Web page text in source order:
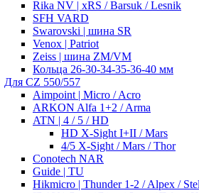
Rika NV | xRS / Barsuk / Lesnik
SFH VARD
Swarovski | шина SR
Venox | Patriot
Zeiss | шина ZM/VM
Кольца 26-30-34-35-36-40 мм
Для CZ 550/557
Aimpoint | Micro / Acro
ARKON Alfa 1+2 / Arma
ATN | 4 / 5 / HD
HD X-Sight I+II / Mars
4/5 X-Sight / Mars / Thor
Conotech NAR
Guide | TU
Hikmicro | Thunder 1-2 / Alpex /